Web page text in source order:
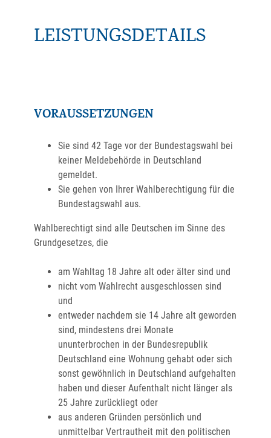
LEISTUNGSDETAILS
VORAUSSETZUNGEN
Sie sind 42 Tage vor der Bundestagswahl bei
keiner Meldebehörde in Deutschland
gemeldet.
Sie gehen von Ihrer Wahlberechtigung für die
Bundestagswahl aus.
Wahlberechtigt sind alle Deutschen im Sinne des
Grundgesetzes, die
am Wahltag 18 Jahre alt oder älter sind und
nicht vom Wahlrecht ausgeschlossen sind
und
entweder nachdem sie 14 Jahre alt geworden
sind, mindestens drei Monate
ununterbrochen in der Bundesrepublik
Deutschland eine Wohnung gehabt oder sich
sonst gewöhnlich in Deutschland aufgehalten
haben und dieser Aufenthalt nicht länger als
25 Jahre zurückliegt oder
aus anderen Gründen persönlich und
unmittelbar Vertrautheit mit den politischen